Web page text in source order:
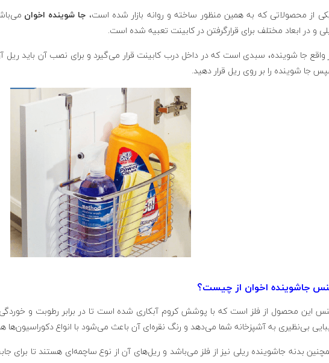
از محصولاتی که به همین منظور ساخته و روانه بازار شده است، جا شوینده اخوان
و در ابعاد مختلف برای قرارگرفتن در کابینت تعبیه شده است.
واقع جا شوینده، سبدی است که در داخل درب کابینت قرار می‌گیرد و برای نصب آن باید ریل
جا شوینده را بر روی ریل قرار دهید.
جاشوینده اخوان از چیست؟
این محصول از فلز است که با پوشش کروم آبکاری شده است تا در برابر رطوبت و
بی‌نظیری به آشپزخانه شما می‌دهد و رنگ نقره‌ای آن باعث می‌شود با انواع دکوراسیون‌ها
بدنه جاشوینده ریلی نیز از فلز می‌باشد و ریل‌های آن از نوع ساچمه‌ای هستند تا برای